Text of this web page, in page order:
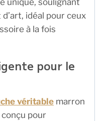
unique, soulignant
idéal pour ceux
à la fois
pour le
véritable marron
pour